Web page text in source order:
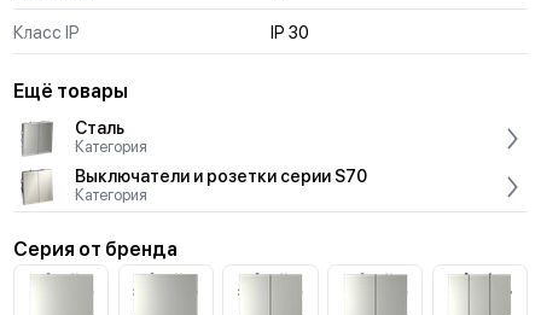
Класс IP IP 30
Ещё товары
Сталь
Категория
Выключатели и розетки серии S70
Категория
Серия от бренда